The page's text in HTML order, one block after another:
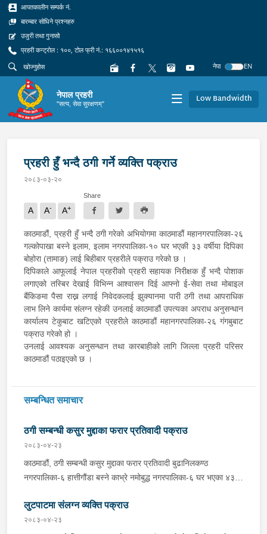
आपतकालीन सम्पर्क नं.
बारम्बार सोधिने प्रश्नहरु
उजुरी तथा गुनासो
प्रहरी कन्ट्रोल : १००, टोल फ्री नं.: १६६००१४१५१६
नेपा
EN
नेपाल प्रहरी
"सत्य, सेवा सुरक्षणम्" Low Bandwidth
प्रहरी हुँ भन्दै ठगी गर्ने व्यक्ति पक्राउ
२०८३-०३-२०
A A- A+
Share
काठमाडौं, प्रहरी हुँ भन्दै ठगी गरेको अभियोगमा काठमाडौं महानगरपालिका-२६
गल्कोपाखा बस्ने इलाम, इलाम नगरपालिका-१० घर भएकी ३३ वर्षीया दिपिका
बोहोरा (तामाङ) लाई बिहीबार प्रहरीले पक्राउ गरेको छ ।
दिपिकाले आफूलाई नेपाल प्रहरीको प्रहरी सहायक निरीक्षक हुँ भन्दै पोशाक
लगाएको तस्बिर देखाई विभिन्न आश्‍वासन दिई आफ्नो ई-सेवा तथा मोबाइल
बैंकिङमा पैसा राख्न लगाई निवेदकलाई झुक्यानमा पारी ठगी तथा आपराधिक
लाभ लिने कार्यमा संलग्न रहेकी उनलाई काठमाडौं उपत्यका अपराध अनुसन्धान
कार्यालय टेकुबाट खटिएको प्रहरीले काठमाडौं महानगरपालिका-२६ गंगबुबाट
पक्राउ गरेको हो ।
उनलाई आवश्यक अनुसन्धान तथा कारबाहीको लागि जिल्ला प्रहरी परिसर
काठमाडौं पठाइएको छ ।
सम्बन्धित समाचार
ठगी सम्बन्धी कसुर मुद्दाका फरार प्रतिवादी पक्राउ
२०८३-०४-२३
काठमाडौं, ठगी सम्बन्धी कसुर मुद्दाका फरार प्रतिवादी बुढानिलकण्ठ
नगरपालिका-६ हात्तीगौंडा बस्ने काभ्रे नमोबुद्ध नगरपालिका-६ घर भएका ४३
फरार रहेका उनलाई काठमाडौं उपत्यका अपराध अनुसन्धान कार्यालय टेकुबाट
खटिएको प्रहरीले काठमाडौं महानगरपालिका-४ धुम्बाराहीबाट पक्राउ गरेको हो
लुटपाटमा संलग्न व्यक्ति पक्राउ
२०८३-०४-२३